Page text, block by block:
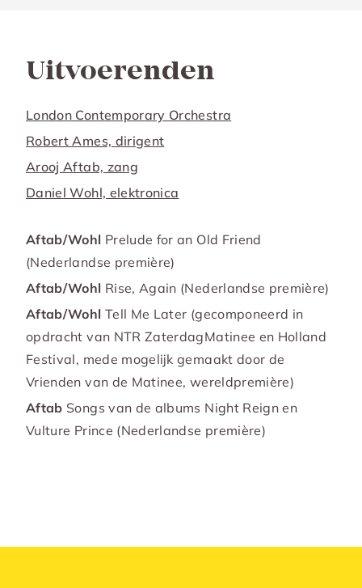
Uitvoerenden
London Contemporary Orchestra
Robert Ames, dirigent
Arooj Aftab, zang
Daniel Wohl, elektronica
Aftab/Wohl Prelude for an Old Friend
(Nederlandse première)
Aftab/Wohl Rise, Again (Nederlandse première)
Aftab/Wohl Tell Me Later (gecomponeerd in
opdracht van NTR ZaterdagMatinee en Holland
Festival, mede mogelijk gemaakt door de
Vrienden van de Matinee, wereldpremière)
Aftab Songs van de albums Night Reign en
Vulture Prince (Nederlandse première)